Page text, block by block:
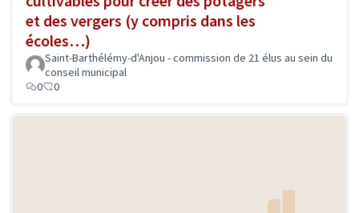
et des vergers (y compris dans les
écoles…)
Saint-Barthélémy-d'Anjou - commission de 21 élus au sein du
conseil municipal
0
0